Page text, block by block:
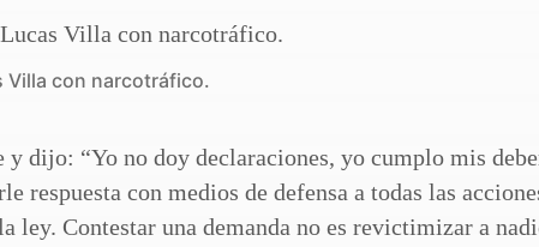
Villa con narcotráfico.
dijo: “Yo no doy declaraciones, yo cumplo mis
respuesta con medios de defensa a todas las
ley. Contestar una demanda no es revictimizar a